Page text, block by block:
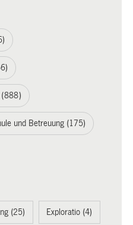
(888)
und Betreuung (175)
(25) Exploratio (4)